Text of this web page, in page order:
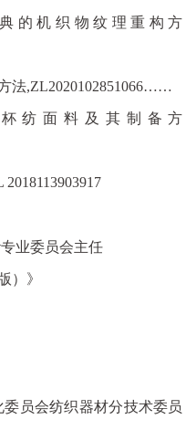
的机织物纹理重构方
法,ZL2020102851066……
纺面料及其制备方
2018113903917
业委员会主任
）》
员会纺织器材分技术委员